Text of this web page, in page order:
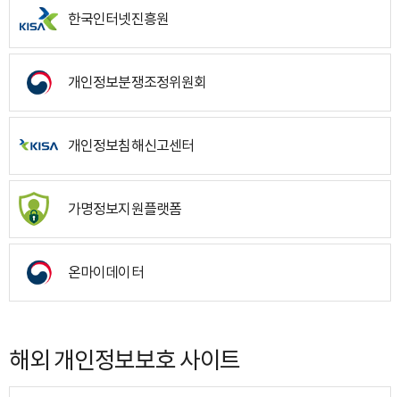
한국인터넷진흥원
개인정보분쟁조정위원회
개인정보침해신고센터
가명정보지원플랫폼
온마이데이터
해외 개인정보보호 사이트